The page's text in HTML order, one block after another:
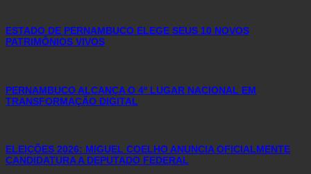
ESTADO DE PERNAMBUCO ELEGE SEUS 10 NOVOS
PATRIMÔNIOS VIVOS
PERNAMBUCO ALCANÇA O 4º LUGAR NACIONAL EM
TRANSFORMAÇÃO DIGITAL
ELEIÇÕES 2026: MIGUEL COELHO ANUNCIA OFICIALMENTE
CANDIDATURA A DEPUTADO FEDERAL